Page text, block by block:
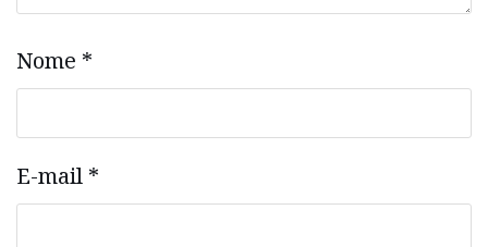
Nome *
E-mail *